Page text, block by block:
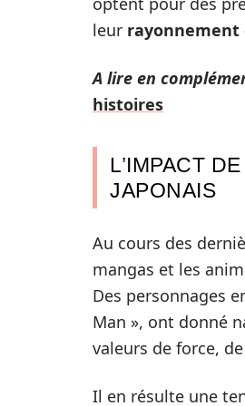
leur rayonnement
A lire en
histoires
L’IMPACT
JAPONAIS
Au cours des
mangas et les
Des personnages
Man », ont donné
valeurs de force,
Il en résulte une